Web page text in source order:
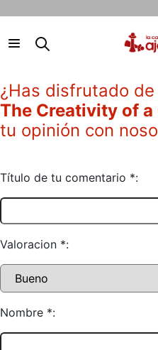
¿Has disfrutado de
The Creativity of a
tu opinión con
Título de tu comentario *:
Valoracion *:
Nombre *: